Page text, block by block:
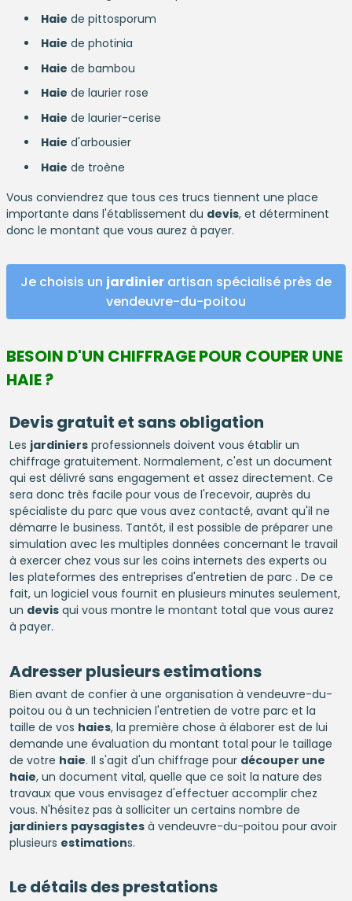
Haie de pittosporum
Haie de photinia
Haie de bambou
Haie de laurier rose
Haie de laurier-cerise
Haie d'arbousier
Haie de troène
Vous conviendrez que tous ces trucs tiennent une place
importante dans l'établissement du devis, et déterminent
donc le montant que vous aurez à payer.
Je choisis un jardinier artisan spécialisé près de
vendeuvre-du-poitou
BESOIN D'UN CHIFFRAGE POUR COUPER UNE
HAIE ?
Devis gratuit et sans obligation
Les jardiniersprofessionnels doivent vous établir un
chiffrage gratuitement. Normalement, c'est un document
qui est délivré sans engagement et assez directement. Ce
sera donc très facile pour vous de l'recevoir, auprès du
spécialiste du parc que vous avez contacté, avant qu'il ne
démarre le business. Tantôt, il est possible de préparer une
simulation avec les multiples données concernant le travail
à exercer chez vous sur les coins internets des experts ou
les plateformes des entreprises d'entretien de parc . De ce
fait, un logiciel vous fournit en plusieurs minutes seulement,
un devisqui vous montre le montant total que vous aurez
à payer.
Adresser plusieurs estimations
Bien avant de confier à une organisation à vendeuvre-du-
poitou ou à un technicien l'entretien de votre parc et la
taille de vos haies, la première chose à élaborer est de lui
demande une évaluation du montant total pour le taillage
de votre haie. Il s'agit d'un chiffrage pour découper une
haie, un document vital, quelle que ce soit la nature des
travaux que vous envisagez d'effectuer accomplir chez
vous. N'hésitez pas à solliciter un certains nombre de
jardiniers paysagistesà vendeuvre-du-poitou pour avoir
plusieurs estimations.
Le détails des prestations